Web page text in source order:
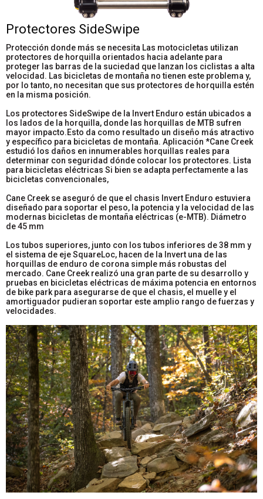
Protectores SideSwipe
Protección donde más se necesita Las motocicletas utilizan
protectores de horquilla orientados hacia adelante para
proteger las barras de la suciedad que lanzan los ciclistas a alta
velocidad. Las bicicletas de montaña no tienen este problema y,
por lo tanto, no necesitan que sus protectores de horquilla estén
en la misma posición.
Los protectores SideSwipe de la Invert Enduro están ubicados a
los lados de la horquilla, donde las horquillas de MTB sufren
mayor impacto.Esto da como resultado un diseño más atractivo
y específico para bicicletas de montaña. Aplicación *Cane Creek
estudió los daños en innumerables horquillas reales para
determinar con seguridad dónde colocar los protectores. Lista
para bicicletas eléctricas Si bien se adapta perfectamente a las
bicicletas convencionales,
Cane Creek se aseguró de que el chasis Invert Enduro estuviera
diseñado para soportar el peso, la potencia y la velocidad de las
modernas bicicletas de montaña eléctricas (e-MTB). Diámetro
de 45 mm
Los tubos superiores, junto con los tubos inferiores de 38 mm y
el sistema de eje SquareLoc, hacen de la Invert una de las
horquillas de enduro de corona simple más robustas del
mercado. Cane Creek realizó una gran parte de su desarrollo y
pruebas en bicicletas eléctricas de máxima potencia en entornos
de bike park para asegurarse de que el chasis, el muelle y el
amortiguador pudieran soportar este amplio rango de fuerzas y
velocidades.